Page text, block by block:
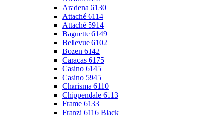
Aradena 6130
Attaché 6114
Attaché 5914
Baguette 6149
Bellevue 6102
Bozen 6142
Caracas 6175
Casino 6145
Casino 5945
Charisma 6110
Chippendale 6113
Frame 6133
Franzi 6116 Black